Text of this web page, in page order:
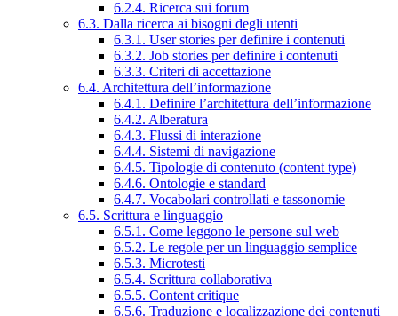
6.2.4. Ricerca sui forum
6.3. Dalla ricerca ai bisogni degli utenti
6.3.1. User stories per definire i contenuti
6.3.2. Job stories per definire i contenuti
6.3.3. Criteri di accettazione
6.4. Architettura dell’informazione
6.4.1. Definire l’architettura dell’informazione
6.4.2. Alberatura
6.4.3. Flussi di interazione
6.4.4. Sistemi di navigazione
6.4.5. Tipologie di contenuto (content type)
6.4.6. Ontologie e standard
6.4.7. Vocabolari controllati e tassonomie
6.5. Scrittura e linguaggio
6.5.1. Come leggono le persone sul web
6.5.2. Le regole per un linguaggio semplice
6.5.3. Microtesti
6.5.4. Scrittura collaborativa
6.5.5. Content critique
6.5.6. Traduzione e localizzazione dei contenuti